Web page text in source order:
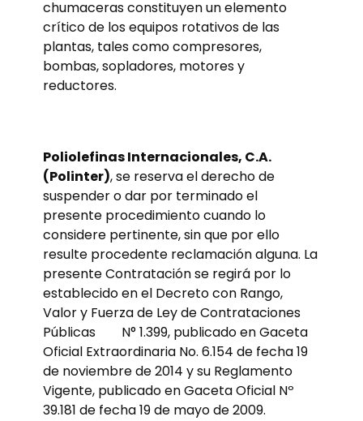
chumaceras constituyen un elemento
crítico de los equipos rotativos de las
plantas, tales como compresores,
bombas, sopladores, motores y
reductores.
Poliolefinas Internacionales, C.A.
(Polinter), se reserva el derecho de
suspender o dar por terminado el
presente procedimiento cuando lo
considere pertinente, sin que por ello
resulte procedente reclamación alguna. La
presente Contratación se regirá por lo
establecido en el Decreto con Rango,
Valor y Fuerza de Ley de Contrataciones
Públicas N° 1.399, publicado en Gaceta
Oficial Extraordinaria No. 6.154 de fecha 19
de noviembre de 2014 y su Reglamento
Vigente, publicado en Gaceta Oficial Nº
39.181 de fecha 19 de mayo de 2009.